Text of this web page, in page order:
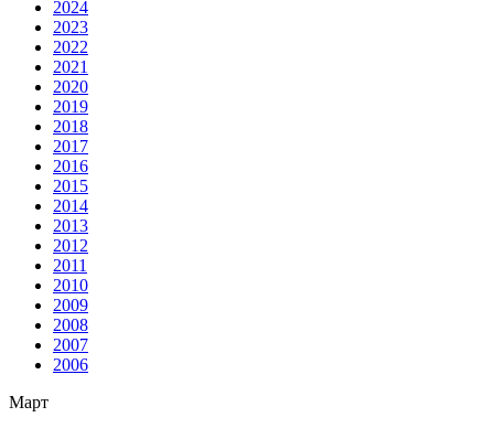
2024
2023
2022
2021
2020
2019
2018
2017
2016
2015
2014
2013
2012
2011
2010
2009
2008
2007
2006
Март